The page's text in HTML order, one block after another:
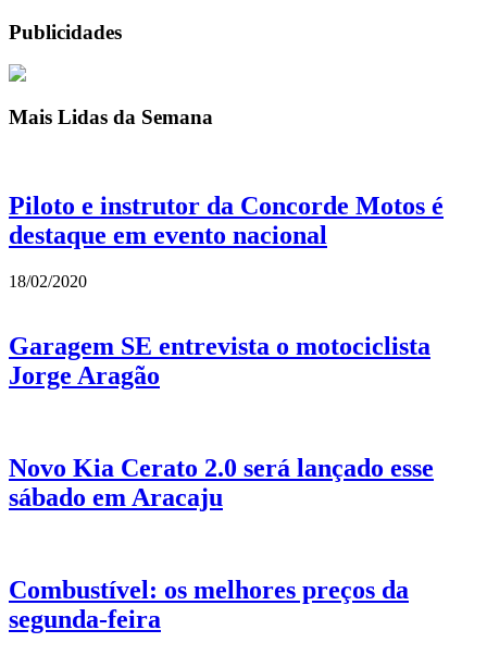
Publicidades
Mais Lidas da Semana
Piloto e instrutor da Concorde Motos é
destaque em evento nacional
18/02/2020
Garagem SE entrevista o motociclista
Jorge Aragão
Novo Kia Cerato 2.0 será lançado esse
sábado em Aracaju
Combustível: os melhores preços da
segunda-feira